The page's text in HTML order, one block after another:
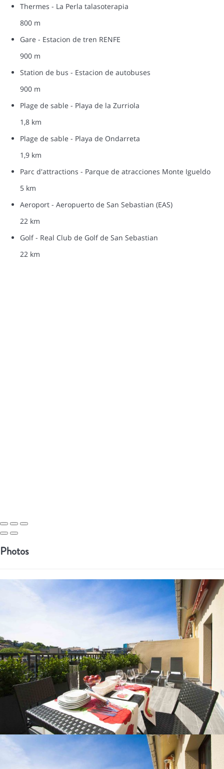
Thermes - La Perla talasoterapia
800 m
Gare - Estacion de tren RENFE
900 m
Station de bus - Estacion de autobuses
900 m
Plage de sable - Playa de la Zurriola
1,8 km
Plage de sable - Playa de Ondarreta
1,9 km
Parc d'attractions - Parque de atracciones Monte Igueldo
5 km
Aeroport - Aeropuerto de San Sebastian (EAS)
22 km
Golf - Real Club de Golf de San Sebastian
22 km
Photos